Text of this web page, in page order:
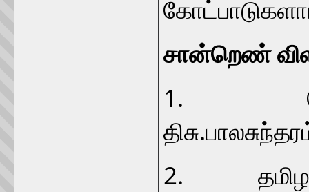
சான்றெண்
1.
2. தமிழர்